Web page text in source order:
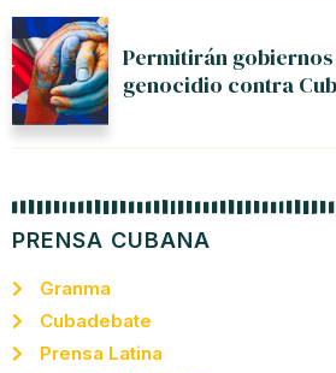
Permitirán
genocidio contra
PRENSA CUBANA
Granma
Cubadebate
Prensa Latina